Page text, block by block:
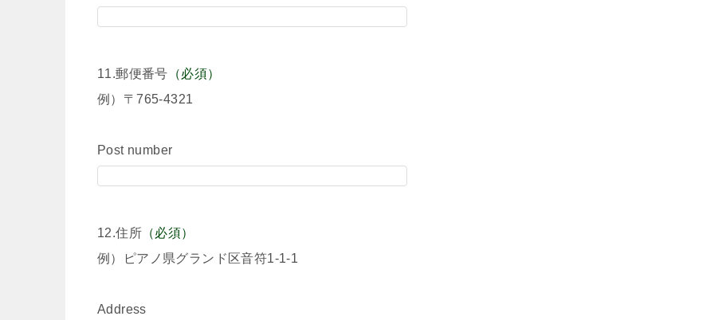
11.郵便番号 （必須）
例）〒765-4321
Post number
12.住所 （必須）
例）ピアノ県グランド区音符1-1-1
Address